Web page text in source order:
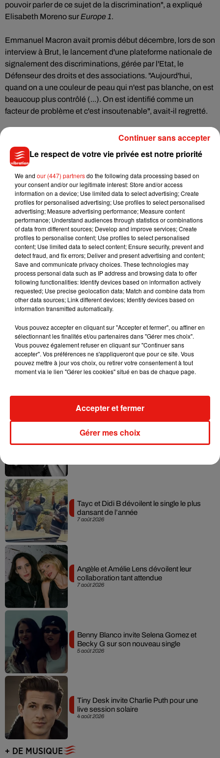
pouvoir parler de ce sujet de la discrimination", a expliqué
Elisabeth Moreno sur Europe 1.
Emmanuel Macron avait promis début décembre, lors de son
interview à Brut, le lancement d'une plateforme nationale de
signalement des discriminations, gérée par l'Etat, le
Défenseur des droits et des associations. "Aujourd'hui,
quand on a une couleur de peau qui n'est pas blanche, on est
beaucoup plus contrôlé (...). On est identifié comme un
facteur de problème et c'est insoutenable", avait-il regretté.
La consultation en ligne sur les discriminations permettra
aux Français d'apporter au gouvernement "un autre regard et
d'autres idées sur la manière dont nous pouvons nous en
question des discriminations concerne toutes les personnes
de notre pays".
"Nous connaissons les discriminations dans notre pays mais
nous ne les connaissons peut-être pas toutes", a-t-elle
encore fait valoir.
(Avec AFP)
Musique
Julien Lieb s’essaye à la vie de chatelain
Madonna sort enfin le remix de « Love
Sensation » avec Kylie Minogue
7 août 2026
Tayc et Didi B dévoilent le single le plus
dansant de l’année
7 août 2026
Angèle et Amélie Lens dévoilent leur
collaboration tant attendue
5 août 2026
Benny Blanco invite Selena Gomez et
Becky G sur son nouveau single
4 août 2026
Tiny Desk invite Charlie Puth pour une
live session solaire
+ DE MUSIQUE
Le respect de votre vie privée est notre priorité
We and our (447) partnersdo the following data processing based on
your consent and/or our legitimate interest: Store and/or access
information on a device; Use limited data to select advertising; Create
profiles for personalised advertising; Use profiles to select personalised
advertising; Measure advertising performance; Measure content
performance; Understand audiences through statistics or combinations
of data from different sources; Develop and improve services; Create
profiles to personalise content; Use profiles to select personalised
content; Use limited data to select content; Ensure security, prevent and
detect fraud, and fix errors; Deliver and present advertising and content;
Save and communicate privacy choices. These technologies may
process personal data such as IP address and browsing data to offer
following functionalities: Identify devices based on information actively
requested; Use precise geolocation data; Match and combine data from
other data sources; Link different devices; Identify devices based on
information transmitted automatically.
Vous pouvez accepter en cliquant sur "Accepter et fermer", ou affiner en
sélectionnant les finalités et/ou partenaires dans "Gérer mes choix".
Vous pouvez également refuser en cliquant sur "Continuer sans
accepter". Vos préférences ne s'appliqueront que pour ce site. Vous
pouvez mettre à jour vos choix, ou retirer votre consentement à tout
moment via le lien "Gérer les cookies" situé en bas de chaque page.
Gérer mes choix
Accepter et fermer
Continuer sans accepter